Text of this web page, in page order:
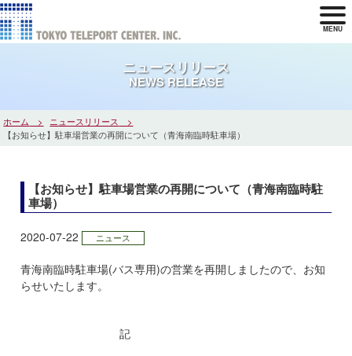
MENU
ニュースリリース
NEWS RELEASE
ホーム
ニュースリリース
【お知らせ】駐車場営業の再開について（青海南臨時駐車場）
【お知らせ】駐車場営業の再開について（青海南臨時駐
車場）
2020-07-22 ニュース
青海南臨時駐車場(バス専用)の営業を再開しましたので、お知
らせいたします。
記